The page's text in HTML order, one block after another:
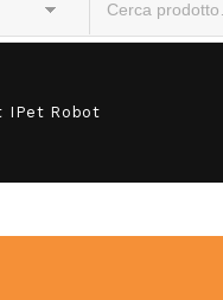
IPet Robot